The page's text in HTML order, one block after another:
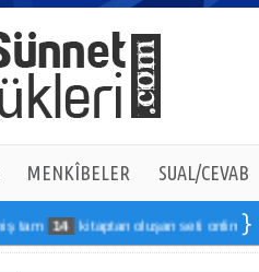
MENKÎBELER SUAL/CEVAB
14 kitaptan oluşan seti online sipariş